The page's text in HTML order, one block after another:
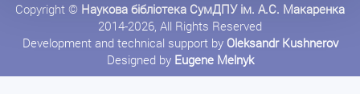
Copyright © Наукова бібліотека СумДПУ ім. А.С. Макаренка
2014-2026, All Rights Reserved
Development and technical support by Oleksandr Kushnerov
Designed by Eugene Melnyk